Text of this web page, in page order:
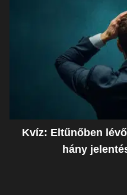
Kvíz: Eltűnőben
hány